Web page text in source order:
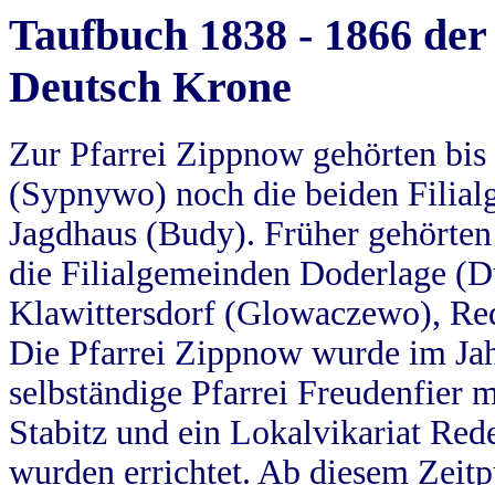
Taufbuch 1838 - 1866
Deutsch Krone
Zur Pfarrei Zippnow gehörten
(Sypnywo) noch die beiden
Jagdhaus (Budy). Früher
die Filialgemeinden Doderlage
Klawittersdorf (Glowaczewo),
Die Pfarrei Zippnow wurde im
selbständige Pfarrei Freudenfier
Stabitz und ein Lokalvikariat
wurden errichtet. Ab diesem